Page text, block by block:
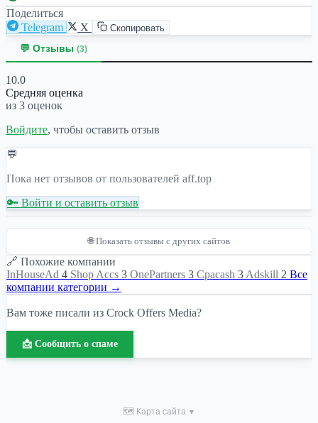
Поделиться
Telegram
X Скопировать
💬 Отзывы (3)
10.0
Средняя оценка
из 3 оценок
Войдите, чтобы оставить отзыв
💬
Пока нет отзывов от пользователей aff.top
🔑 Войти и оставить отзыв
🌐 Показать отзывы с других сайтов
🔗 Похожие компании
InHouseAd 4 Shop Accs 3 OnePartners 3 Cpacash 3 Adskill 2 Все
компании категории →
Вам тоже писали из Crock Offers Media?
📩 Сообщить о спаме
🗺 Карта сайта ▼